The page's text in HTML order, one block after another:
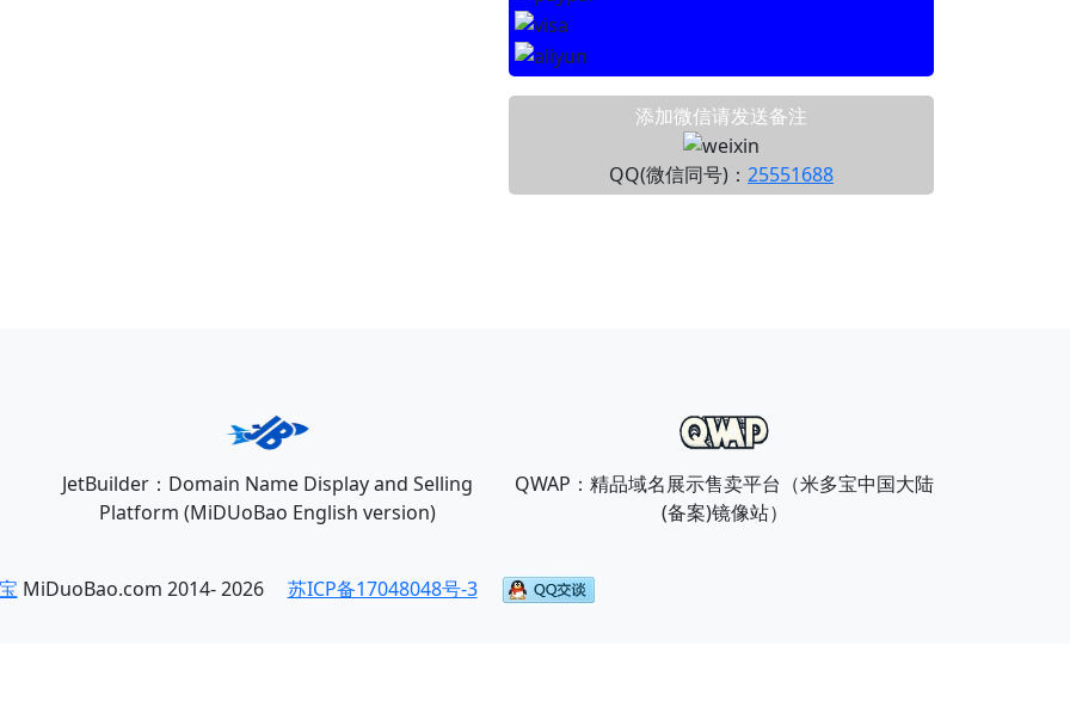
添加微信请发送备注
QQ(微信同号)： 25551688
JetBuilder：Domain Name Display and Selling
Platform (MiDUoBao English version)
QWAP：精品域名展示售卖平台（米多宝中国大陆
(备案)镜像站）
MiDuoBao.com 2014- 2026 苏ICP备17048048号-3